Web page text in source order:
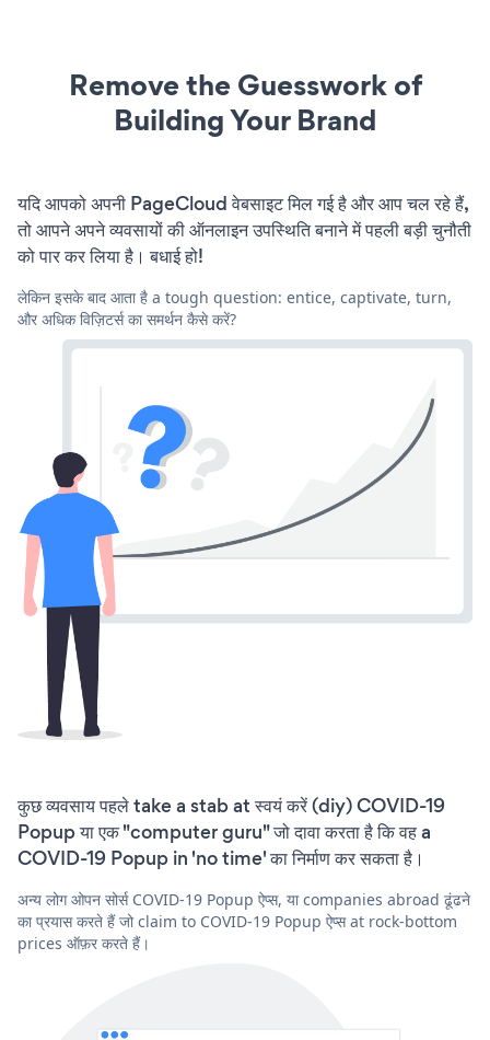
Remove the Guesswork of
Building Your Brand
यदि आपको अपनी PageCloud वेबसाइट मिल गई है और आप चल रहे हैं,
तो आपने अपने व्यवसायों की ऑनलाइन उपस्थिति बनाने में पहली बड़ी चुनौती
को पार कर लिया है। बधाई हो!
लेकिन इसके बाद आता है a tough question: entice, captivate, turn,
और अधिक विज़िटर्स का समर्थन कैसे करें?
कुछ व्यवसाय पहले take a stab at स्वयं करें (diy) COVID-19
Popup या एक "computer guru" जो दावा करता है कि वह a
COVID-19 Popup in 'no time' का निर्माण कर सकता है।
अन्य लोग ओपन सोर्स COVID-19 Popup ऐप्स, या companies abroad ढूंढने
का प्रयास करते हैं जो claim to COVID-19 Popup ऐप्स at rock-bottom
prices ऑफ़र करते हैं।